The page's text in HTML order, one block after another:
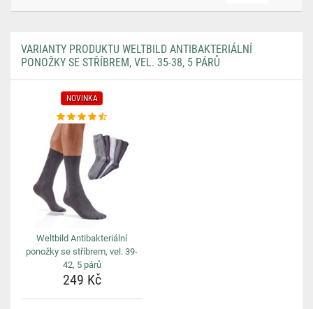
VARIANTY PRODUKTU WELTBILD ANTIBAKTERIÁLNÍ
PONOŽKY SE STŘÍBREM, VEL. 35-38, 5 PÁRŮ
NOVINKA
Weltbild Antibakteriální
ponožky se stříbrem, vel. 39-
42, 5 párů
249 Kč